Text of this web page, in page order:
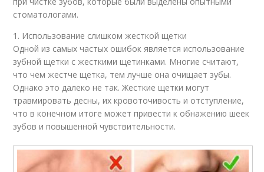
стоматологами.
1. Использование слишком жесткой щетки
Одной из самых частых ошибок является использование
зубной щетки с жесткими щетинками. Многие считают,
что чем жестче щетка, тем лучше она очищает зубы.
Однако это далеко не так. Жесткие щетки могут
травмировать десны, их кровоточивость и отступление,
что в конечном итоге может привести к обнажению шеек
зубов и повышенной чувствительности.